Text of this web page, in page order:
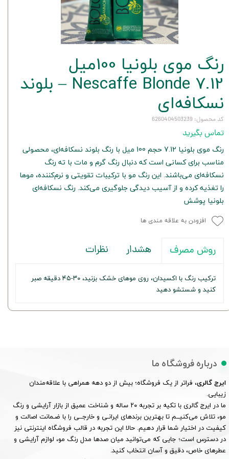
رنگ موی بلونیا 100میل
Nescaffe Blonde 7.12 – بلوند
نسکافه‌ای
کد محصول: 6260404503239
تماس بگیرید
رنگ موی بلونیا 7.12 حجم 100 میل با رنگ بلوند نسکافه‌ای، محصولی
مناسب برای کسانی است که دنبال رنگ گرم و مات با ته رنگ
نسکافه‌ای می‌باشند. این رنگ مو با ترکیبات تقویتی و نرم‌کننده، موها
را تغذیه کرده و از آسیب دیدگی جلوگیری می‌کند. رنگ نسکافه‌ای
بلونیا پوشش
افزودن به علاقه مندی ها
روش مصرف هشدار نظرات
ترکیب رنگ با اکسیدان، روی موهای خشک بزنید، ۳۰-۴۵ دقیقه صبر
کنید و شستشو دهید
درباره فروشگاه ما
ایرج گالری، فراتر از یک فروشگاه؛ بیش از دو دهه همراهی با علاقه‌مندان
زیبایی.
ما در ایرج گالری با تکیه بر تجربه ۲۰ ساله و شناخت عمیق از بازار آرایشی و رنگ
مو، تلاش می‌کنیــم تا بهترین برندهای ایرانـی و خارجــی را با ضـمانت اصالت و
کیفیت در اختیار شما قرار دهیم. حالا این تجربه در قالب فروشگاه اینترنتی نیز
در دسترس است؛ جایی که می‌توانید میان صدها مدل رنگ مو، لوازم آرایشی و
عطرهای خاص، دقیق و آسان انتخاب کنید.